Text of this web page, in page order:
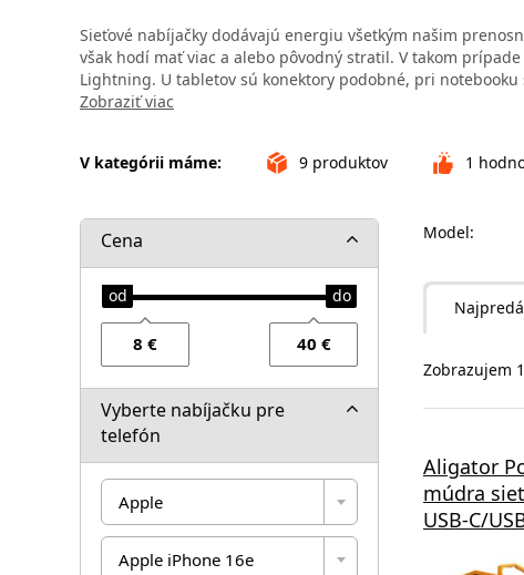
Sieťové nabíjačky dodávajú energiu všetkým našim
však hodí mať viac a alebo pôvodný stratil. V takom
Lightning. U tabletov sú konektory podobné, pri
Zobraziť viac
V kategórii máme: 9 produktov 1
Cena
Vyberte nabíjačku pre
telefón
Apple
Apple iPhone 16e
Model:
Zobrazujem
Aligator
múdra
USB-C/